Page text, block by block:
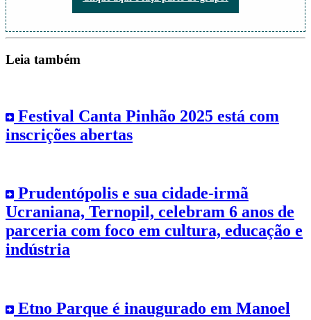
Leia também
Festival Canta Pinhão 2025 está com
inscrições abertas
Prudentópolis e sua cidade-irmã
Ucraniana, Ternopil, celebram 6 anos de
parceria com foco em cultura, educação e
indústria
Etno Parque é inaugurado em Manoel